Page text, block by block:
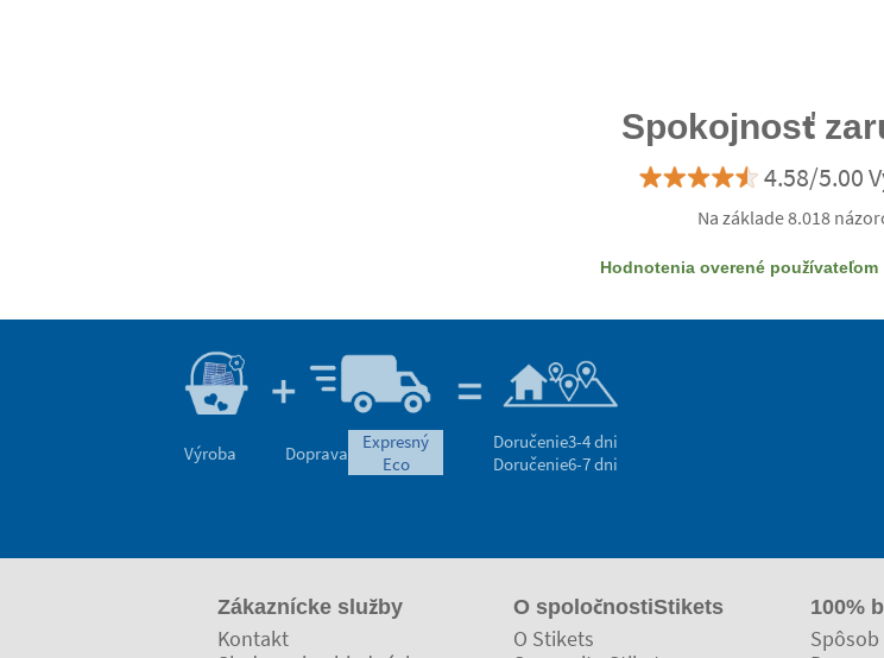
Spokojnosť
4.58/5.00
Na základe 8.018
Hodnotenia overené používateľom
Výroba Doprava
expresný
eco
Doručenie3-4 dni
Doručenie6-7 dni
Zákaznícke služby
Kontakt
O spoločnostiStikets
O Stikets
100%